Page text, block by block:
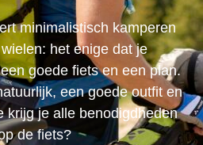
minimalistisch kamperen
het enige dat je
goede fiets en een plan.
een goede outfit en
krijg je alle benodigdheden
de fiets?